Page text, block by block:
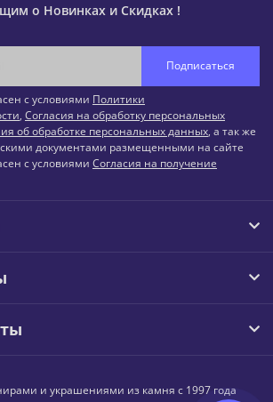
о Новинках и Скидках !
Подписаться
с условиями Политики
, Согласия на обработку персональных
об обработке персональных данных, а так же
документами размещенными на сайте
с условиями Согласия на получение
и украшениями из камня с 1997 года